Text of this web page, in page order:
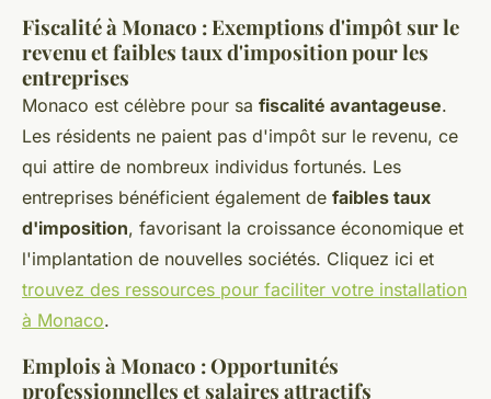
Fiscalité à Monaco : Exemptions d'impôt sur le
revenu et faibles taux d'imposition pour les
entreprises
Monaco est célèbre pour sa fiscalité avantageuse.
Les résidents ne paient pas d'impôt sur le revenu, ce
qui attire de nombreux individus fortunés. Les
entreprises bénéficient également de faibles taux
d'imposition, favorisant la croissance économique et
l'implantation de nouvelles sociétés. Cliquez ici et
trouvez des ressources pour faciliter votre installation
à Monaco.
Emplois à Monaco : Opportunités
professionnelles et salaires attractifs